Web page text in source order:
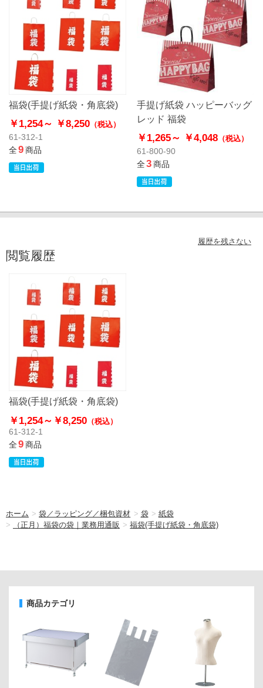
福袋(手提げ紙袋・角底袋)
￥1,254～ ￥8,250 （税込）
61-312-1
全9商品
手提げ紙袋 ハッピーバッグ
レッド 福袋
￥1,265～ ￥4,048（税込）
61-800-90
全3商品
履歴を残さない
閲覧履歴
福袋(手提げ紙袋・角底袋)
￥1,254～ ￥8,250 （税込）
61-312-1
全9商品
ホーム >袋／ラッピング／梱包資材 > 袋 > 紙袋
>
（正月）福袋の袋｜業務用通販 >福袋(手提げ紙袋・角底袋)
商品カテゴリ